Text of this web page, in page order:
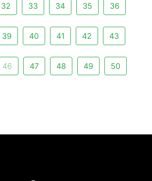
32 33 34 35 36
39 40 41 42 43
46 47 48 49 50